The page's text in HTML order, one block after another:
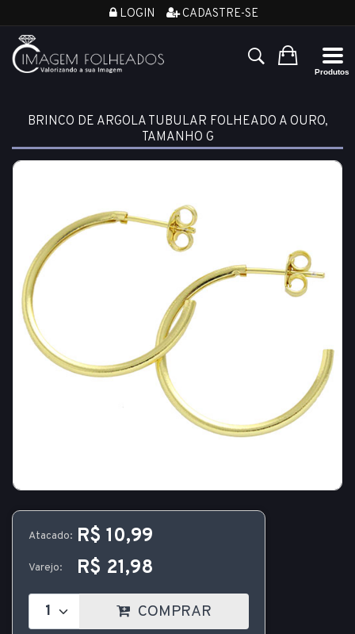
LOGIN CADASTRE-SE
BRINCO DE ARGOLA TUBULAR FOLHEADO A OURO,
TAMANHO G
Atacado: R$ 10,99
Varejo: R$ 21,98
COMPRAR